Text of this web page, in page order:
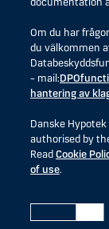
Om du har
du välkommen
– mail:
hantering av
Danske
authorised by
Read Cookie
of use.